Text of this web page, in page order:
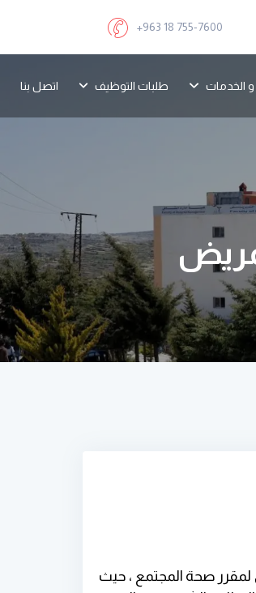
+963 18 755-7600
و الخدمات طلبات التوظيف اتصل بنا
صحة المجتمع ، حيث